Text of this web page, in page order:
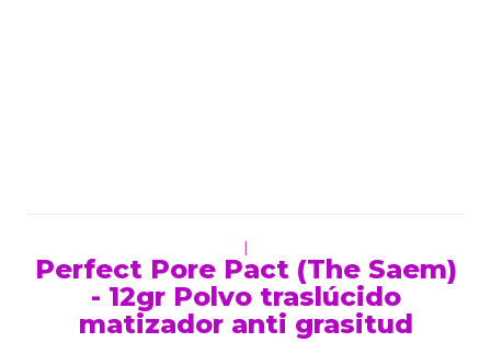
Perfect Pore Pact (The Saem)
- 12gr Polvo traslúcido
matizador anti grasitud